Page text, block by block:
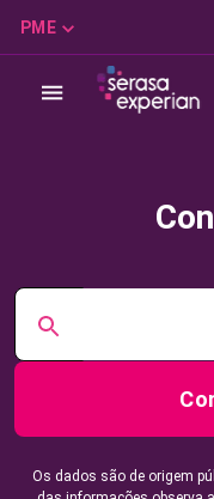
PME
Os dados são de origem